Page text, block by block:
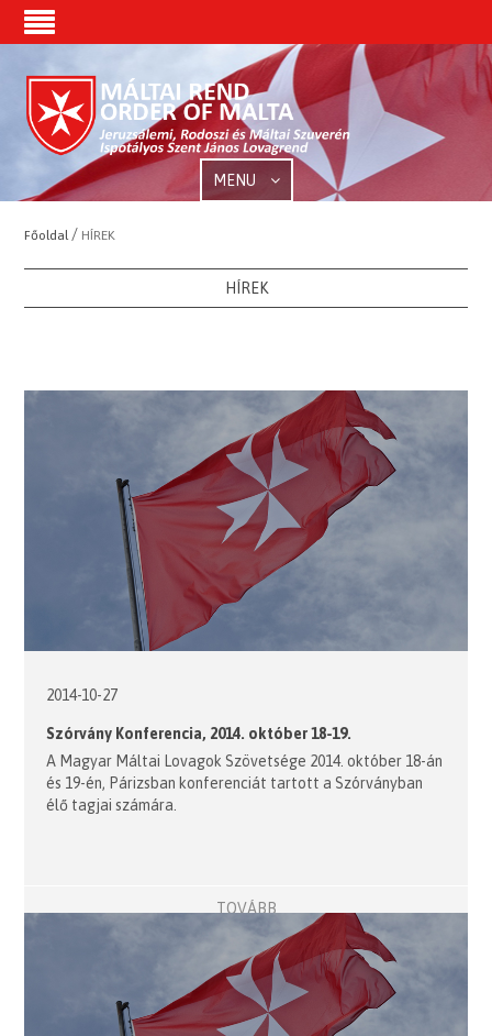
MENU
Főoldal / HÍREK
HÍREK
2014-10-27
Szórvány Konferencia, 2014. október 18-19.
A Magyar Máltai Lovagok Szövetsége 2014. október 18-án
és 19-én, Párizsban konferenciát tartott a Szórványban
élő tagjai számára.
TOVÁBB